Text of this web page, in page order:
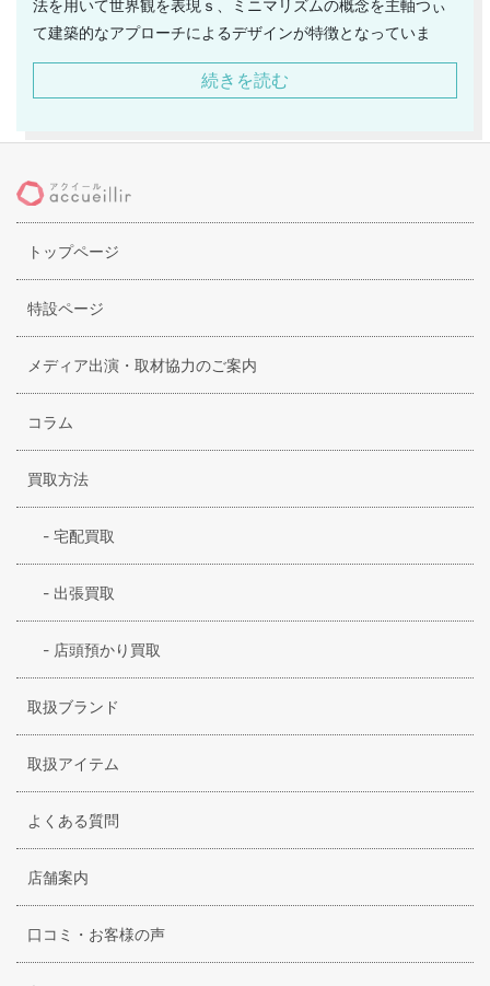
法を用いて世界観を表現ｓ、ミニマリズムの概念を主軸つぃ
て建築的なアプローチによるデザインが特徴となっていま
す。シックな色合いのアイテムが多いのですが、グラフィッ
ク調にデザインされたウェアたちはどれも独特な世界観を表
す。2015年にはエムエーユリウスの展開をストップし、新ブ
ェアだけでなくリングやキャップと言った小物製品も取り扱
っており、シックなスタイルを好む若い世代に支持を受けて
います。黒をベースとしたスタイルは、デザイン性が高く、
ヴィジュアル系を好むスタイルの男性に支持を受け、一部マ
ニアから人気を獲得しています。
続きを読む
トップページ
特設ページ
メディア出演・取材協力のご案内
コラム
買取方法
- 宅配買取
- 出張買取
- 店頭預かり買取
取扱ブランド
取扱アイテム
よくある質問
店舗案内
口コミ・お客様の声